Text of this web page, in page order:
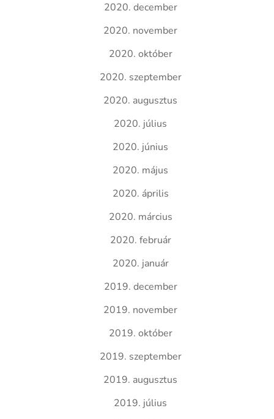
2020. december
2020. november
2020. október
2020. szeptember
2020. augusztus
2020. július
2020. június
2020. május
2020. április
2020. március
2020. február
2020. január
2019. december
2019. november
2019. október
2019. szeptember
2019. augusztus
2019. július